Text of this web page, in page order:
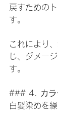
戻すための
す。
これにより
じ、ダメー
す。
### 4.
カ
白髪染めを